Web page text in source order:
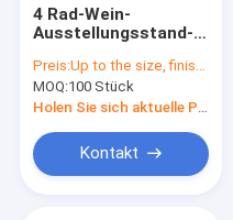
Wein-Ausstellungsstand
Elektronische Anzeige
4 Rad-Wein-
Ausstellungsstand-
Schwermetallbier-
Anzeigen-Regal 4
Schicht für Speicher
Preis:Up to the size, finishing, quantity and material
MOQ:100 Stück
Holen Sie sich aktuelle Preis
Kontakt